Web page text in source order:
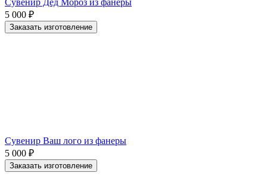
5 000 ₽
Заказать изготовление
Сувенир Ваш лого из фанеры
5 000 ₽
Заказать изготовление